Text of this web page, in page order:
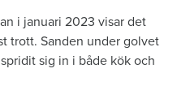
i januari 2023 visar det
trott. Sanden under golvet
sig in i både kök och